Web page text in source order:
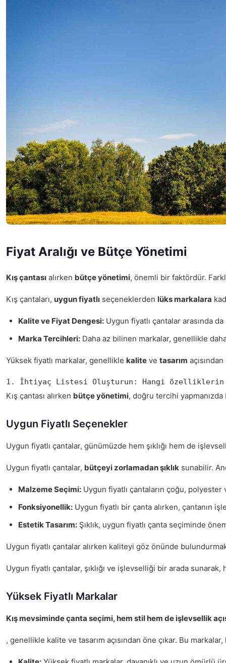
Fiyat Aralığı ve Bütçe Yönetimi
Kış çantası alırken bütçe yönetimi, önemli bir faktördür.
Kış çantaları, uygun fiyatlı seçeneklerden lüks markalara
Kalite ve Fiyat Dengesi: Uygun fiyatlı çantalar arasında
Marka Tercihleri: Daha az bilinen markalar, genellikle
Yüksek fiyatlı markalar, genellikle kalite ve tasarım
1. İhtiyaç Listesi Oluşturun: Hangi özelliklerin
Kış çantası alırken bütçe yönetimi, doğru tercihi
Uygun Fiyatlı Seçenekler
Uygun fiyatlı çantalar, günümüzde hem şıklığı hem de
Uygun fiyatlı çantalar, bütçeyi zorlamadan şıklık sunabilir.
Malzeme Seçimi: Uygun fiyatlı çantaların çoğu,
Fonksiyonellik: Uygun fiyatlı bir çanta alırken, çantanın
Estetik Tasarım: Şıklık, uygun fiyatlı çanta seçiminde
Uygun fiyatlı çantalar alırken kaliteyi göz önünde
Uygun fiyatlı çantalar, şıklığı ve işlevselliği bir arada
Yüksek Fiyatlı Markalar
Kış mevsiminde çanta seçimi, hem stil hem de işlevsellik
, genellikle kalite ve tasarım açısından öne çıkar. Bu